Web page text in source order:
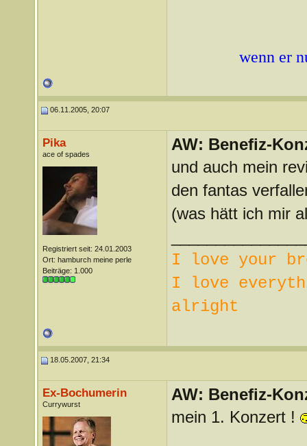
wenn er
06.11.2005, 20:07
Pika
ace of spades
Registriert seit: 24.01.2003
Ort: hamburch meine perle
Beiträge: 1.000
AW: Benefiz-
und auch mein
den fantas
(was hätt ich mir
I love your
I love
alright
18.05.2007, 21:34
Ex-Bochumerin
Currywurst
AW: Benefiz-
mein 1. Konzert !